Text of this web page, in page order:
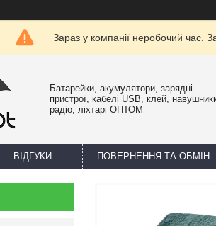
Зараз у компанії неробочий час.
Батарейки, акумулятори, зарядні
пристрої, кабелі USB, клей,
радіо, ліхтарі ОПТОМ
ВІДГУКИ ПОВЕРНЕННЯ ТА ОБМІН